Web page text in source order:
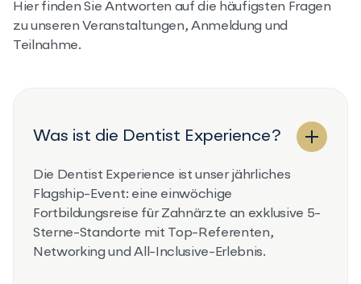
Hier finden Sie Antworten auf die häufigsten Fragen
zu unseren Veranstaltungen, Anmeldung und
Teilnahme.
Was ist die Dentist Experience?
Die Dentist Experience ist unser jährliches
Flagship-Event: eine einwöchige
Fortbildungsreise für Zahnärzte an exklusive 5-
Sterne-Standorte mit Top-Referenten,
Networking und All-Inclusive-Erlebnis.